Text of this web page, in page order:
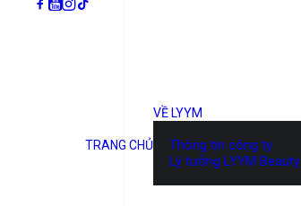
TRANG CHỦ
VỀ LYYM
Thông tin công ty
Lý tưởng LYYM Beauty